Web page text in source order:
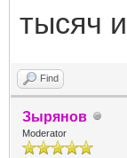
тысяч
Find
Зырянов
Moderator